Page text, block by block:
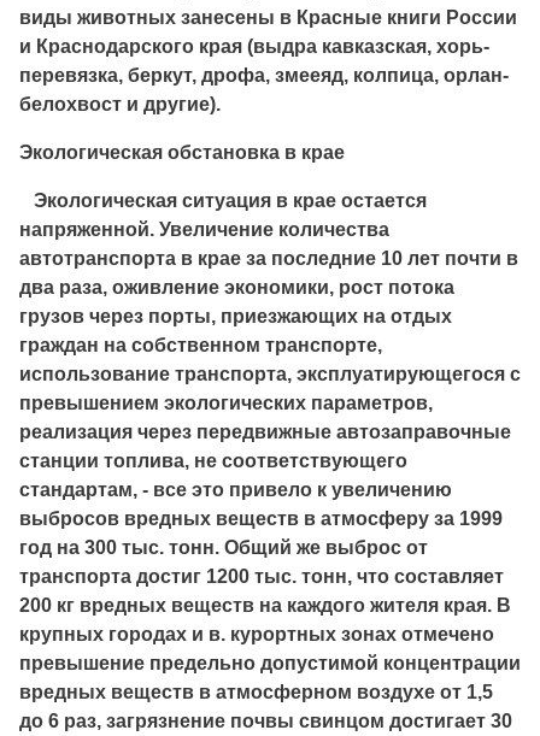
виды животных занесены в Красные книги России
и Краснодарского края (выдра кавказская, хорь-
перевязка, беркут, дрофа, змееяд, колпица, орлан-
белохвост и другие).
Экологическая обстановка в крае
Экологическая ситуация в крае остается
напряженной. Увеличение количества
автотранспорта в крае за последние 10 лет почти в
два раза, оживление экономики, рост потока
грузов через порты, приезжающих на отдых
граждан на собственном транспорте,
использование транспорта, эксплуатирующегося с
превышением экологических параметров,
реализация через передвижные автозаправочные
станции топлива, не соответствующего
стандартам, - все это привело к увеличению
выбросов вредных веществ в атмосферу за 1999
год на 300 тыс. тонн. Общий же выброс от
транспорта достиг 1200 тыс. тонн, что составляет
200 кг вредных веществ на каждого жителя края. В
крупных городах и в. курортных зонах отмечено
превышение предельно допустимой концентрации
вредных веществ в атмосферном воздухе от 1,5
до 6 раз, загрязнение почвы свинцом достигает 30